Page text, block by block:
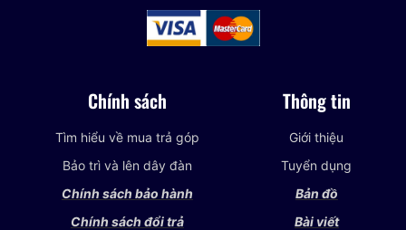
Chính sách
Tìm hiểu về mua trả góp
Bảo trì và lên dây đàn
Chính sách bảo hành
Chính sách đổi trả
Thông tin
Giới thiệu
Tuyển dụng
Bản đồ
Bài viết